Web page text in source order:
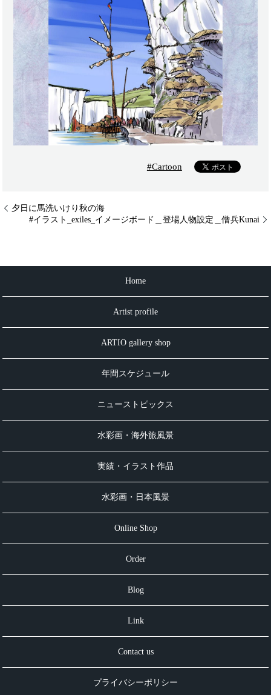
#Cartoon
夕日に馬洗いけり秋の海
#イラスト_exiles_イメージボード＿登場人物設定＿僧兵Kunai
Home
Artist profile
ARTIO gallery shop
年間スケジュール
ニューストピックス
水彩画・海外旅風景
実績・イラスト作品
水彩画・日本風景
Online Shop
Order
Blog
Link
Contact us
プライバシーポリシー